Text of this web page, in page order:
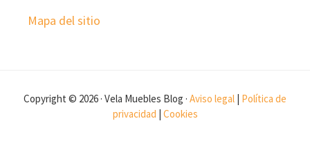
Mapa del sitio
Copyright © 2026 · Vela Muebles Blog · Aviso legal Política de
privacidad Cookies